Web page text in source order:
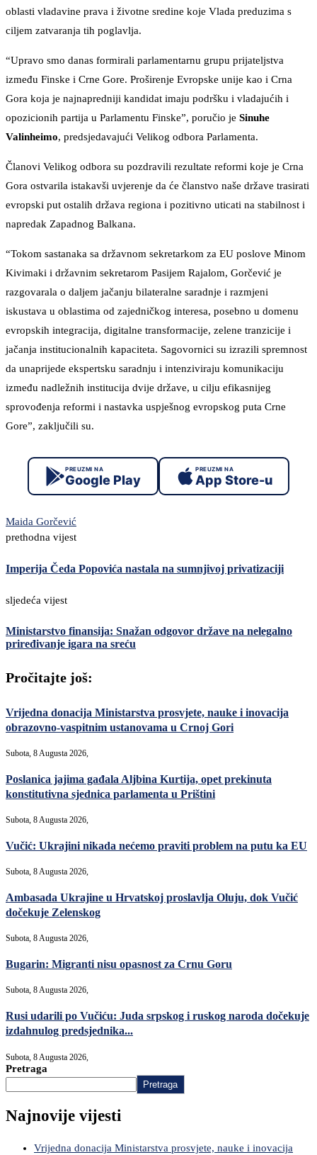
oblasti vladavine prava i životne sredine koje Vlada preduzima s
ciljem zatvaranja tih poglavlja.
“Upravo smo danas formirali parlamentarnu grupu prijateljstva
između Finske i Crne Gore. Proširenje Evropske unije kao i Crna
Gora koja je najnapredniji kandidat imaju podršku i vladajućih i
opozicionih partija u Parlamentu Finske”, poručio je Sinuhe
Valinheimo, predsjedavajući Velikog odbora Parlamenta.
Članovi Velikog odbora su pozdravili rezultate reformi koje je Crna
Gora ostvarila istakavši uvjerenje da će članstvo naše države trasirati
evropski put ostalih država regiona i pozitivno uticati na stabilnost i
napredak Zapadnog Balkana.
“Tokom sastanaka sa državnom sekretarkom za EU poslove Minom
Kivimaki i državnim sekretarom Pasijem Rajalom, Gorčević je
razgovarala o daljem jačanju bilateralne saradnje i razmjeni
iskustava u oblastima od zajedničkog interesa, posebno u domenu
evropskih integracija, digitalne transformacije, zelene tranzicije i
jačanja institucionalnih kapaciteta. Sagovornici su izrazili spremnost
da unaprijede ekspertsku saradnju i intenziviraju komunikaciju
između nadležnih institucija dvije države, u cilju efikasnijeg
sprovođenja reformi i nastavka uspješnog evropskog puta Crne
Gore”, zaključili su.
PREUZMI NA
Google Play
PREUZMI NA
App Store-u
Maida Gorčević
prethodna vijest
Imperija Čeda Popovića nastala na sumnjivoj privatizaciji
sljedeća vijest
Ministarstvo finansija: Snažan odgovor države na nelegalno
priređivanje igara na sreću
Pročitajte još:
Vrijedna donacija Ministarstva prosvjete, nauke i inovacija
obrazovno-vaspitnim ustanovama u Crnoj Gori
Subota, 8 Augusta 2026,
Poslanica jajima gađala Aljbina Kurtija, opet prekinuta
konstitutivna sjednica parlamenta u Prištini
Subota, 8 Augusta 2026,
Vučić: Ukrajini nikada nećemo praviti problem na putu ka EU
Subota, 8 Augusta 2026,
Ambasada Ukrajine u Hrvatskoj proslavlja Oluju, dok Vučić
dočekuje Zelenskog
Subota, 8 Augusta 2026,
Bugarin: Migranti nisu opasnost za Crnu Goru
Subota, 8 Augusta 2026,
Rusi udarili po Vučiću: Juda srpskog i ruskog naroda dočekuje
izdahnulog predsjednika...
Subota, 8 Augusta 2026,
Pretraga
Pretraga
Najnovije vijesti
Vrijedna donacija Ministarstva prosvjete, nauke i inovacija